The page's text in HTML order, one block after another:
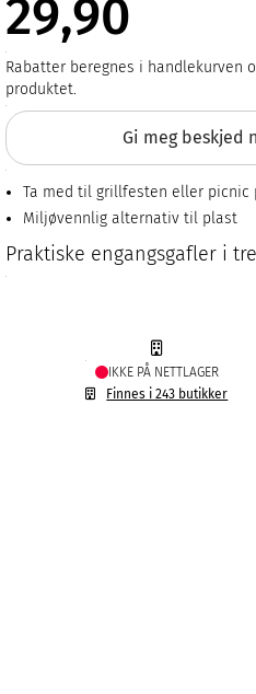
29,90
Rabatter beregnes i handlekurven
produktet.
Gi meg beskjed
Ta med til grillfesten eller picnic
Miljøvennlig alternativ til plast
Praktiske engangsgafler i
IKKE PÅ NETTLAGER
Finnes i 243 butikker